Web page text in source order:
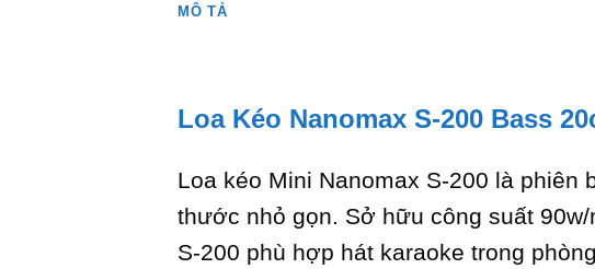
MÔ TẢ
Loa Kéo Nanomax S-200 Bass
Loa kéo Mini Nanomax S-200 là
thước nhỏ gọn. Sở hữu công suất
S-200 phù hợp hát karaoke trong